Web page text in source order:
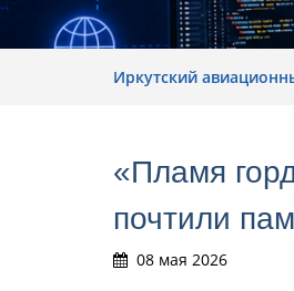
Иркутский
«Пламя
почтили
08 мая 2026